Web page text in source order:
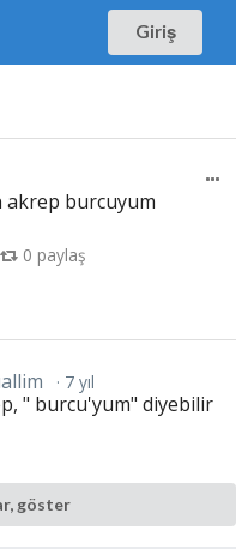
Giriş
akrep burcuyum
0 paylaş
7 yıl
" burcu'yum" diyebilir
göster